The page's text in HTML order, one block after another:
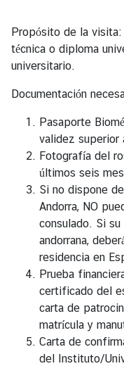
e
w
s
r
v
l
B
u
s
n
e
s
Propósito de la
técnica o diploma
universitario.
Documentación
Pasaporte
validez superior
Fotografía del
últimos seis
Si no dispone
Andorra, NO
consulado. Si
andorrana,
residencia en
Prueba
certificado del
carta de
matrícula y
Carta de
del Instituto/